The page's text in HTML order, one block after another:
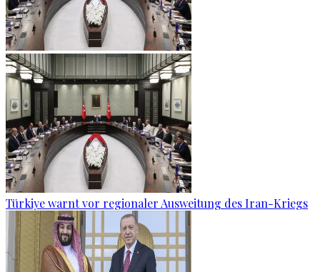
Türkiye warnt vor regionaler Ausweitung des Iran-Kriegs